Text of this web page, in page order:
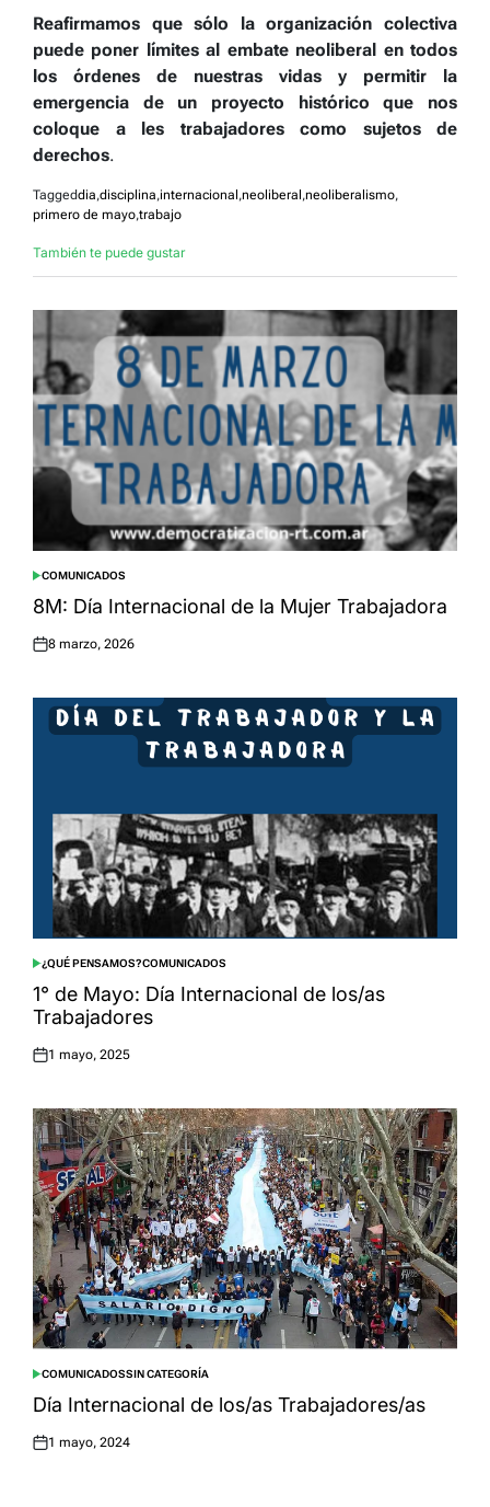
Reafirmamos que sólo la organización colectiva
puede poner límites al embate neoliberal en todos
los órdenes de nuestras vidas y permitir la
emergencia de un proyecto histórico que nos
coloque a les trabajadores como sujetos de
derechos.
Taggeddia,disciplina,internacional,neoliberal,neoliberalismo,
primero de mayo,trabajo
También te puede gustar
POSTED
IN
COMUNICADOS
8M: Día Internacional de la Mujer Trabajadora
Posted
8 marzo, 2026
POSTED
IN
¿QUÉ PENSAMOS?COMUNICADOS
1° de Mayo: Día Internacional de los/as
Trabajadores
Posted
1 mayo, 2025
POSTED
IN
COMUNICADOSSIN CATEGORÍA
Día Internacional de los/as Trabajadores/as
Posted
1 mayo, 2024